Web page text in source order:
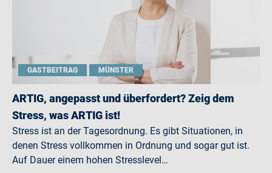
GASTBEITRAG MÜNSTER
ARTIG, angepasst und überfordert? Zeig dem
Stress, was ARTIG ist!
Stress ist an der Tagesordnung. Es gibt Situationen, in
denen Stress vollkommen in Ordnung und sogar gut ist.
Auf Dauer einem hohen Stresslevel…